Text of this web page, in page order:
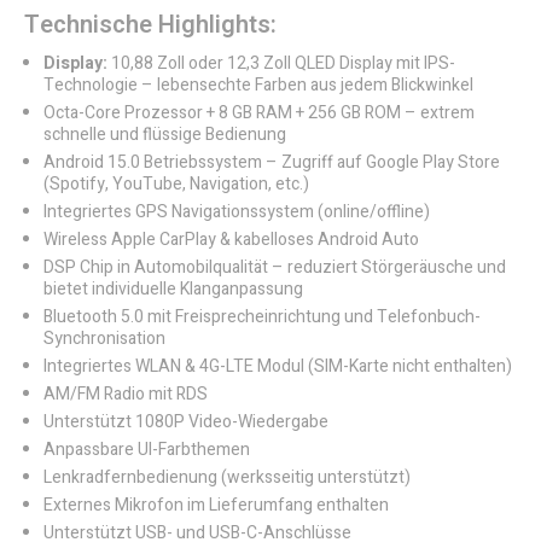
Technische Highlights:
Display: 10,88 Zoll oder 12,3 Zoll QLED Display mit IPS-
Technologie – lebensechte Farben aus jedem Blickwinkel
Octa-Core Prozessor + 8 GB RAM + 256 GB ROM – extrem
schnelle und flüssige Bedienung
Android 15.0 Betriebssystem – Zugriff auf Google Play Store
(Spotify, YouTube, Navigation, etc.)
Integriertes GPS Navigationssystem (online/offline)
Wireless Apple CarPlay & kabelloses Android Auto
DSP Chip in Automobilqualität – reduziert Störgeräusche und
bietet individuelle Klanganpassung
Bluetooth 5.0 mit Freisprecheinrichtung und Telefonbuch-
Synchronisation
Integriertes WLAN & 4G-LTE Modul (SIM-Karte nicht enthalten)
AM/FM Radio mit RDS
Unterstützt 1080P Video-Wiedergabe
Anpassbare UI-Farbthemen
Lenkradfernbedienung (werksseitig unterstützt)
Externes Mikrofon im Lieferumfang enthalten
Unterstützt USB- und USB-C-Anschlüsse